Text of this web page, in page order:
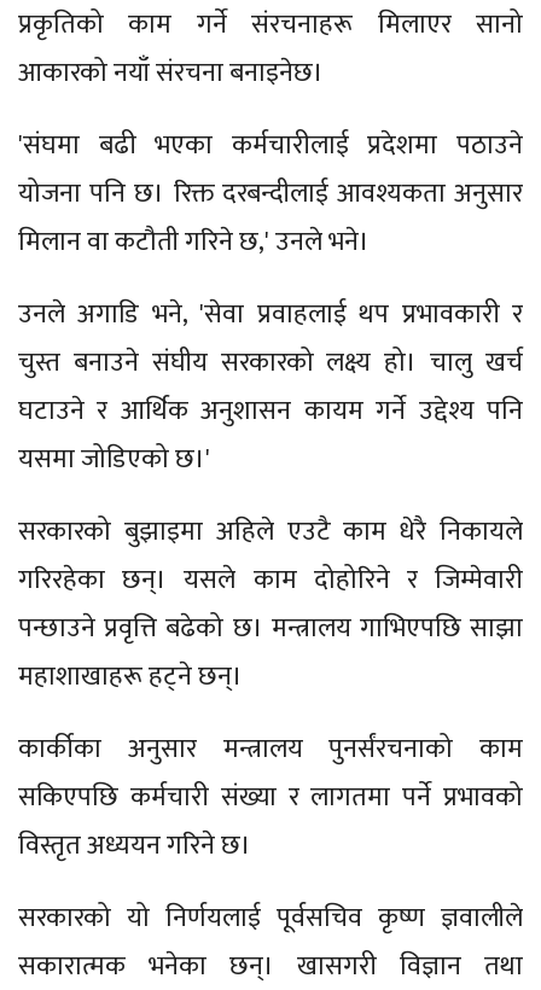
प्रकृतिको काम गर्ने संरचनाहरू मिलाएर सानो
आकारको नयाँ संरचना बनाइनेछ।
'संघमा बढी भएका कर्मचारीलाई प्रदेशमा पठाउने
योजना पनि छ। रिक्त दरबन्दीलाई आवश्यकता अनुसार
मिलान वा कटौती गरिने छ,' उनले भने।
उनले अगाडि भने, 'सेवा प्रवाहलाई थप प्रभावकारी र
चुस्त बनाउने संघीय सरकारको लक्ष्य हो। चालु खर्च
घटाउने र आर्थिक अनुशासन कायम गर्ने उद्देश्य पनि
यसमा जोडिएको छ।'
सरकारको बुझाइमा अहिले एउटै काम धेरै निकायले
गरिरहेका छन्। यसले काम दोहोरिने र जिम्मेवारी
पन्छाउने प्रवृत्ति बढेको छ। मन्त्रालय गाभिएपछि साझा
महाशाखाहरू हट्ने छन्।
कार्कीका अनुसार मन्त्रालय पुनर्संरचनाको काम
सकिएपछि कर्मचारी संख्या र लागतमा पर्ने प्रभावको
विस्तृत अध्ययन गरिने छ।
सरकारको यो निर्णयलाई पूर्वसचिव कृष्ण ज्ञवालीले
सकारात्मक भनेका छन्। खासगरी विज्ञान तथा